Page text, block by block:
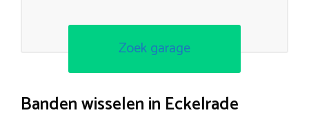
Zoek garage
Banden wisselen in Eckelrade